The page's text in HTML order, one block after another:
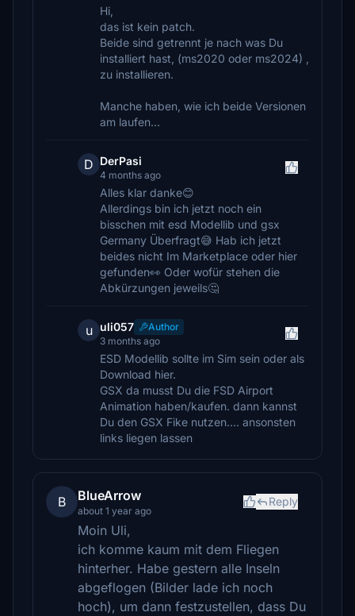
Hi,
das ist kein patch.
Beide sind getrennt je nach was Du
installiert hast, (ms2020 oder ms2024) ,
zu installieren.
Manche haben, wie ich beide Versionen
am laufen...
D DerPasi
4 months ago
Alles klar danke😊
Allerdings bin ich jetzt noch ein
bisschen mit esd Modellib und gsx
Germany Überfragt😅 Hab ich jetzt
beides nicht Im Marketplace oder hier
gefunden👀 Oder wofür stehen die
Abkürzungen jeweils🤔
u uli057
Author
3 months ago
ESD Modellib sollte im Sim sein oder als
Download hier.
GSX da musst Du die FSD Airport
Animation haben/kaufen. dann kannst
Du den GSX Fike nutzen.... ansonsten
links liegen lassen
B BlueArrow
about 1 year ago
Reply
Moin Uli,
ich komme kaum mit dem Fliegen
hinterher. Habe gestern alle Inseln
abgeflogen (Bilder lade ich noch
hoch), um dann festzustellen, dass Du